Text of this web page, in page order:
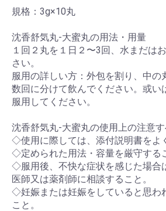
規格：3g×10丸
沈香舒気丸-大蜜丸の用法・用量
１回２丸を１日２〜3回、水まだは
さい。
服用の詳しい方：外包を割り、中の
数回に分けて飲んでください。或い
服用してください。
沈香舒気丸-大蜜丸の使用上の注意す
◇使用に際しては、添付説明書をよ
◇定められた用法・容量を厳守する
◇服用後、不快な症状を感じた場合
医師又は薬剤師に相談すること。
◇妊娠または妊娠をしていると思わ
こと。